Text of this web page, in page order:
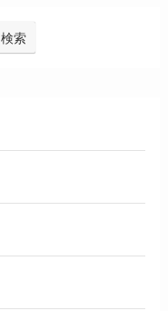
検索